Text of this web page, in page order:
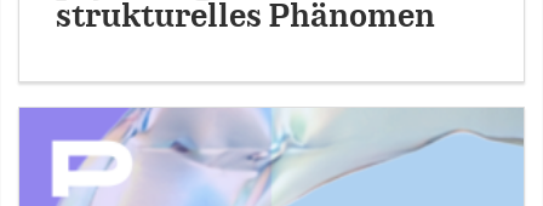
strukturelles Phänomen